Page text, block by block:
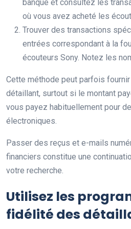
banque et consultez les
où vous avez acheté les
Trouver des transactions
entrées correspondant à la
écouteurs Sony. Notez les
Cette méthode peut parfois
détaillant, surtout si le montant
vous payez habituellement pour
électroniques.
Passer des reçus et e-mails
financiers constitue une
votre recherche.
Utilisez les
fidélité des